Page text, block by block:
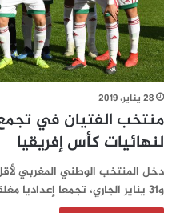
28 يناير، 2019
منتخب الفتيان في
لنهائيات كأس إفريقيا
و31 يناير الجاري، تجمعا إعداديا مغلقا بمدينة…